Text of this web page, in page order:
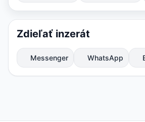
Zdieľať inzerát
Messenger WhatsApp